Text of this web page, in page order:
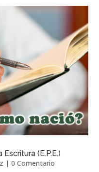
(E.P.E.)
| 0 Comentario